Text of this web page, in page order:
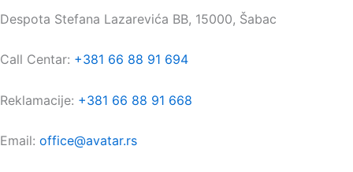
Despota Stefana Lazarevića BB, 15000, Šabac
Call Centar: +381 66 88 91 694
Reklamacije: +381 66 88 91 668
Email: office@avatar.rs